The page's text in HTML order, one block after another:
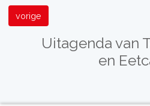
vorige
Uitagenda van
en